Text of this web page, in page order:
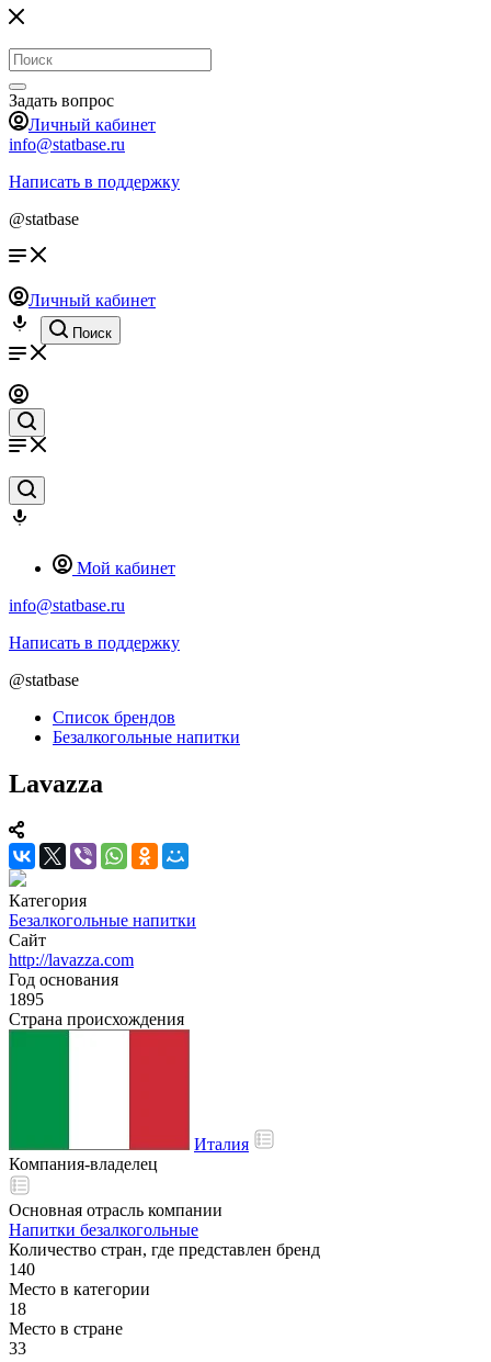
Задать вопрос
Личный кабинет
info@statbase.ru
Написать в поддержку
@statbase
Личный кабинет
Поиск
Мой кабинет
info@statbase.ru
Написать в поддержку
@statbase
Список брендов
Безалкогольные напитки
Lavazza
Категория
Безалкогольные напитки
Сайт
http://lavazza.com
Год основания
1895
Страна происхождения
Италия
Компания-владелец
Основная отрасль компании
Напитки безалкогольные
Количество стран, где представлен бренд
140
Место в категории
18
Место в стране
33